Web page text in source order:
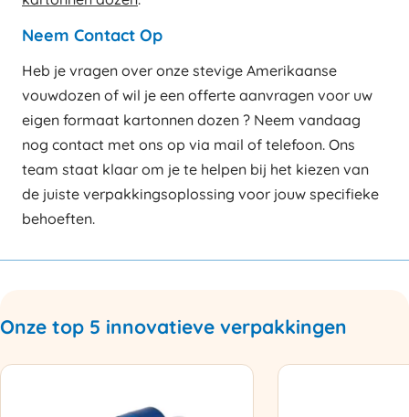
Neem Contact Op
Heb je vragen over onze stevige Amerikaanse
vouwdozen of wil je een offerte aanvragen voor uw
eigen formaat kartonnen dozen ? Neem vandaag
nog contact met ons op via mail of telefoon. Ons
team staat klaar om je te helpen bij het kiezen van
de juiste verpakkingsoplossing voor jouw specifieke
behoeften.
Onze top 5 innovatieve verpakkingen